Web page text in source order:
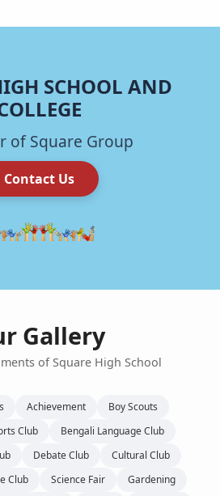
SCHOOL AND
of Square Group
Contact Us
Gallery
of Square High School
Achievement
Boy Scouts
Club
Bengali Language Club
Debate Club
Cultural Club
Club Science Fair Gardening